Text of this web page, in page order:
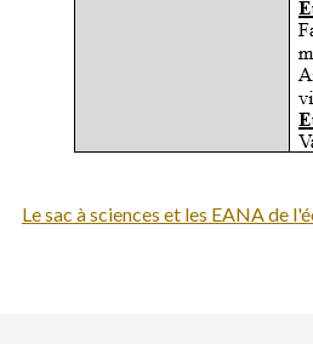
Le sac à sciences et les EANA de